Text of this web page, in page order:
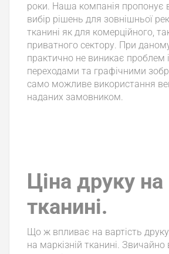
роки. Наша компанія пропонує
вибір рішень для зовнішньої
тканині як для комерційного,
приватного сектору. При
практично не виникає проблем
переходами та графічними
само можливе використання
наданих замовником.
Ціна друку на
тканині.
Що ж впливає на вартість
на маркізній тканині. Звичайно